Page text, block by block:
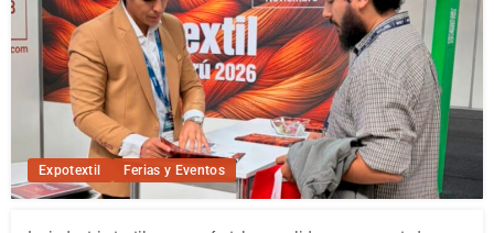
Expotextil Ferias y Eventos